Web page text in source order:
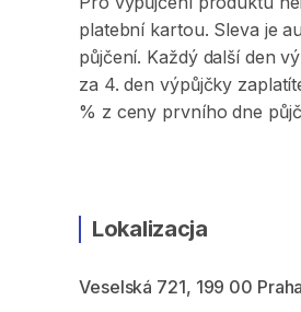
platební kartou. Sleva je
půjčení. Každý další den
za 4. den výpůjčky
% z ceny prvního dne
Lokalizacja
Veselská 721, 199 00